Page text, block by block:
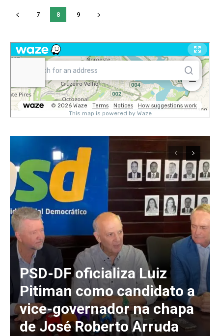
7 8 9
PSD-DF oficializa Luiz
Pitiman como candidato a
vice-governador na chapa
de José Roberto Arruda